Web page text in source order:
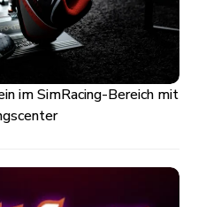
im SimRacing-Bereich mit